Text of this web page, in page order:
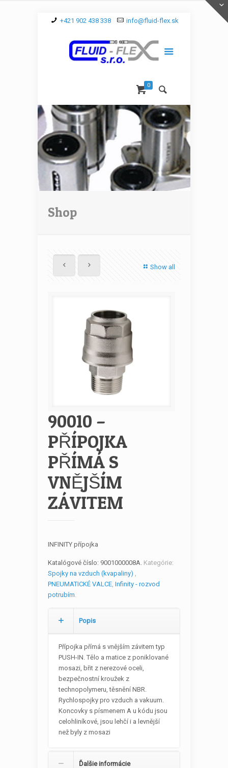
+421 902 438 338 info@fluid-flex.sk
0
Shop
Show all
90010 –
PŘÍPOJKA
PŘÍMÁ S
VNĚJŠÍM
ZÁVITEM
INFINITY přípojka
Katalógové číslo: 9001000008A. Kategórie:
Spojky na vzduch (kvapaliny) ,
PNEUMATICKÉ VALCE, Infinity - rozvod
potrubím.
Popis
Přípojka přímá s vnějším závitem typ
PUSH-IN. Tělo a matice z poniklované
mosazi, břit z nerezové oceli,
bezpečnostní kroužek z
technopolymeru, těsnění NBR.
Rychlospojky pro vzduch a vakuum.
Koncovky s písmenem A u kódu jsou
celohliníkové, jsou lehčí i a levnější
než byly z mosazi
Ďalšie informácie